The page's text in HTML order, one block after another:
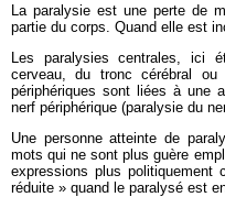
La paralysie est une perte de
partie du corps. Quand elle est
Les paralysies centrales, ici
cerveau, du tronc cérébral
périphériques sont liées à une
nerf périphérique (paralysie du
Une personne atteinte de
mots qui ne sont plus guère
expressions plus politiquement
réduite » quand le paralysé est